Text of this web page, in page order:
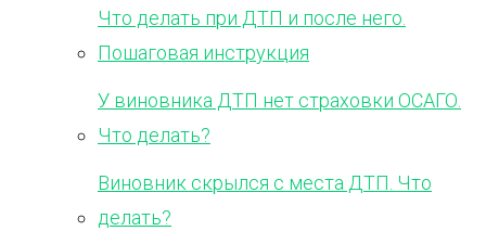
Что делать при ДТП и после него.
Пошаговая инструкция
У виновника ДТП нет страховки ОСАГО.
Что делать?
Виновник скрылся с места ДТП. Что
делать?